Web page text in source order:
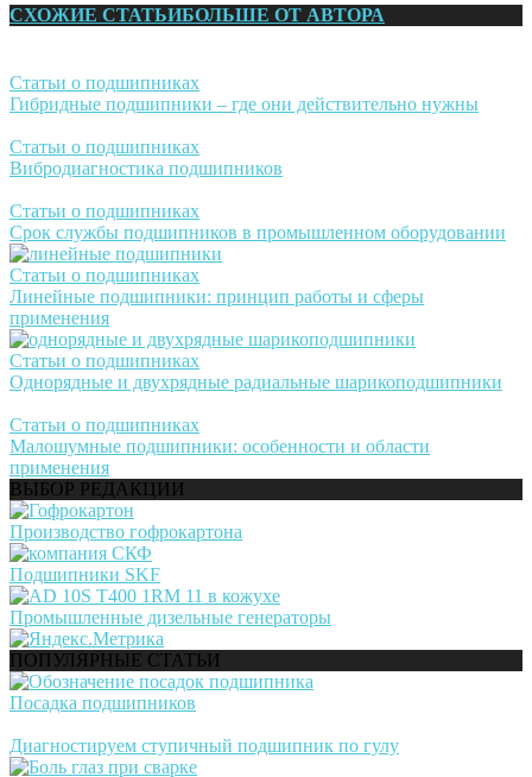
СХОЖИЕ СТАТЬИБОЛЬШЕ ОТ АВТОРА
Статьи о подшипниках
Гибридные подшипники – где они действительно нужны
Статьи о подшипниках
Вибродиагностика подшипников
Статьи о подшипниках
Срок службы подшипников в промышленном оборудовании
Статьи о подшипниках
Линейные подшипники: принцип работы и сферы
применения
Статьи о подшипниках
Однорядные и двухрядные радиальные шарикоподшипники
Статьи о подшипниках
Малошумные подшипники: особенности и области
применения
ВЫБОР РЕДАКЦИИ
Производство гофрокартона
Подшипники SKF
Промышленные дизельные генераторы
ПОПУЛЯРНЫЕ СТАТЬИ
Посадка подшипников
Диагностируем ступичный подшипник по гулу